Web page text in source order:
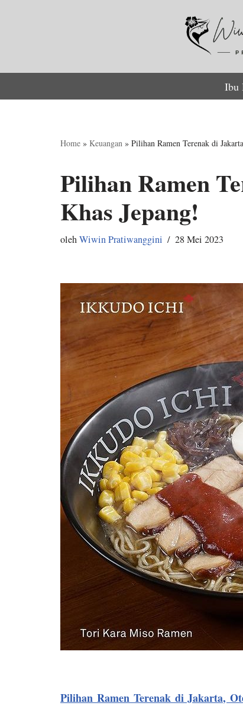
Ibu
Home » Keuangan » Pilihan Ramen Terenak di
Pilihan Ramen
Khas Jepang!
olehWiwin Pratiwanggini 28 Mei 2023
Pilihan Ramen Terenak di Jakarta,